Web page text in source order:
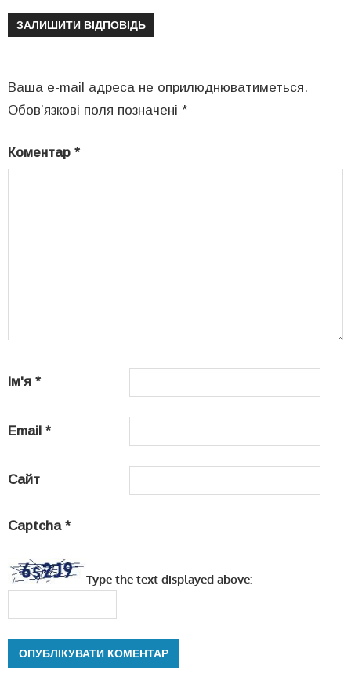
ЗАЛИШИТИ ВІДПОВІДЬ
Ваша e-mail адреса не оприлюднюватиметься.
Обов’язкові поля позначені *
Коментар *
Ім'я *
Email *
Сайт
Captcha *
Type the text displayed above: